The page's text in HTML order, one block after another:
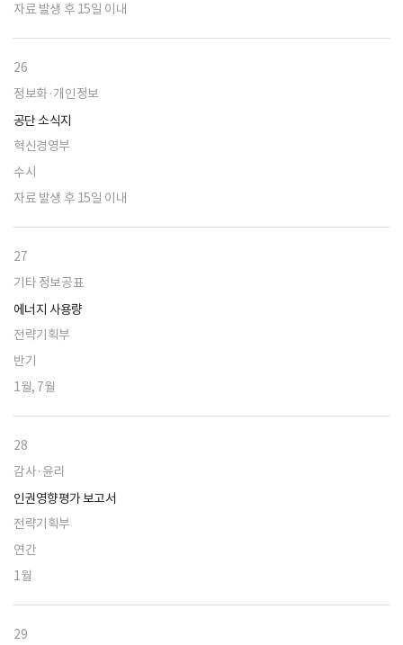
자료 발생 후 15일 이내
26
정보화·개인정보
공단 소식지
혁신경영부
수시
자료 발생 후 15일 이내
27
기타 정보공표
에너지 사용량
전략기획부
반기
1월, 7월
28
감사·윤리
인권영향평가 보고서
전략기획부
연간
1월
29